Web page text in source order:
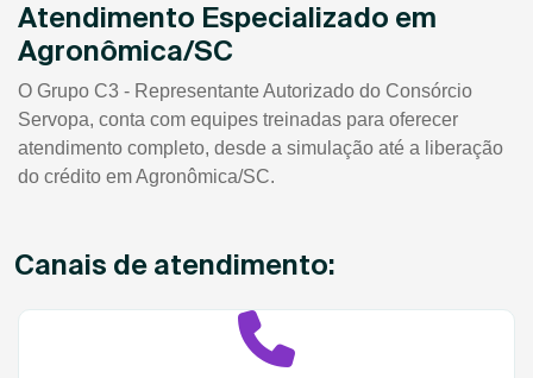
Atendimento Especializado em
Agronômica/SC
O Grupo C3 - Representante Autorizado do Consórcio
Servopa, conta com equipes treinadas para oferecer
atendimento completo, desde a simulação até a liberação
do crédito em Agronômica/SC.
Canais de atendimento: